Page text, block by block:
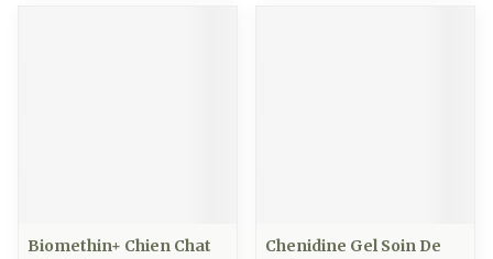
Biomethin+ Chien Chat
Chenidine Gel Soin De